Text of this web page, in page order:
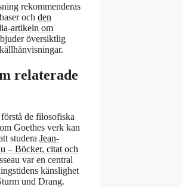
rekommenderas
och den
artikeln om
översiktlig
relaterade
de filosofiska
Goethes verk kan
studera Jean-
– Böcker, citat och
var en central
känslighet
und Drang.